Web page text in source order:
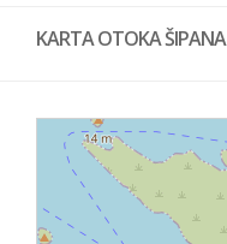
KARTA OTOKA ŠIPANA